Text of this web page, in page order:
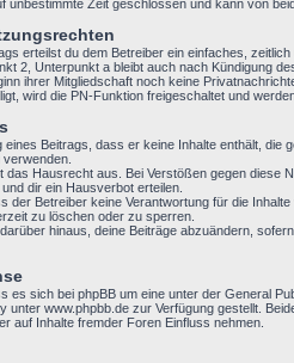
unbestimmte Zeit geschlossen und kann von
erteilst du dem Betreiber ein einfaches,
2, Unterpunkt a bleibt auch nach Kündigung
ihrer Mitgliedschaft noch keine
wird die PN-Funktion freigeschaltet und
eines Beitrags, dass er keine Inhalte enthält,
das Hausrecht aus. Bei Verstößen gegen diese
dir ein Hausverbot erteilen.
der Betreiber keine Verantwortung für die
zu löschen oder zu sperren.
hinaus, deine Beiträge abzuändern,
es sich bei phpBB um eine unter der General
unter www.phpbb.de zur Verfügung gestellt.
auf Inhalte fremder Foren Einfluss nehmen.